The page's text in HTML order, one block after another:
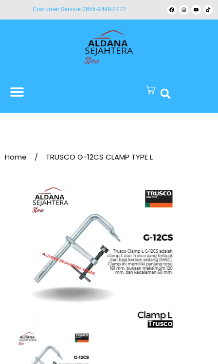
Costumer Service 0856-9498-2722
Home / TRUSCO G-12CS CLAMP TYPE L